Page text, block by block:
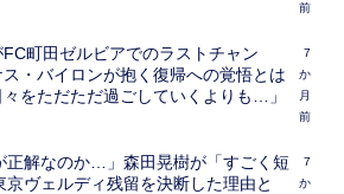
前
FC町田ゼルビアでのラストチャン
・バイロンが抱く復帰への覚悟とは
々をただただ過ごしていくよりも…」
7
か
月
前
正解なのか…」森田晃樹が「すごく短
京ヴェルディ残留を決断した理由と
7
か